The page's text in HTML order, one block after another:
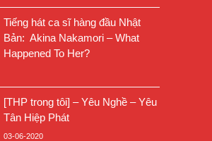
Tiếng hát ca sĩ hàng đầu Nhật
Bản: Akina Nakamori – What
Happened To Her?
[THP trong tôi] – Yêu Nghề – Yêu
Tân Hiệp Phát
03-06-2020